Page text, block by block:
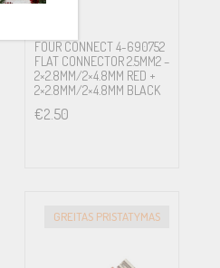
FOUR CONNECT 4-690752
FLAT CONNECTOR 2.5MM2 –
2×2.8MM/2×4.8MM RED +
2×2.8MM/2×4.8MM BLACK
€2.50
GREITAS PRISTATYMAS